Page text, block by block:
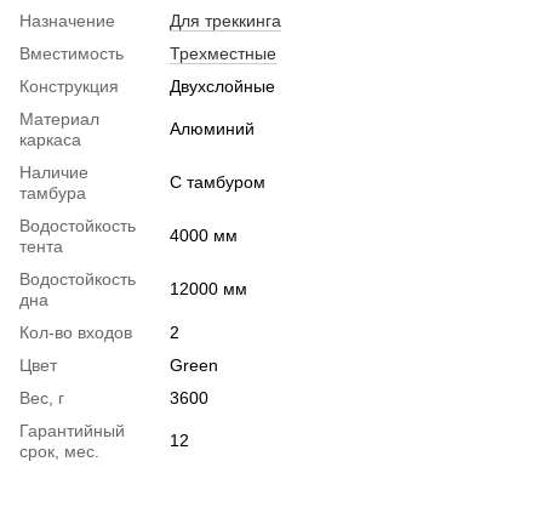
Назначение
Для треккинга
Вместимость
Трехместные
Конструкция
Двухслойные
Материал
каркаса
Алюминий
Наличие
тамбура
С тамбуром
Водостойкость
тента
4000 мм
Водостойкость
дна
12000 мм
Кол-во входов
2
Цвет
Green
Вес, г
3600
Гарантийный
срок, мес.
12